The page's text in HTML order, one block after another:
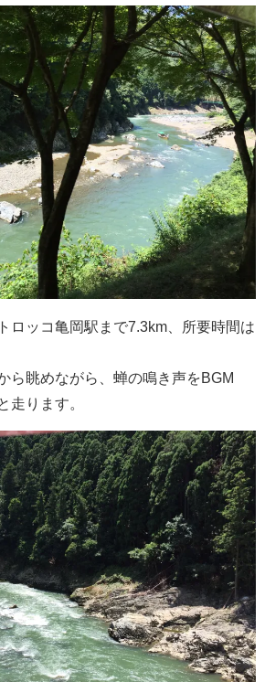
ロッコ亀岡駅まで7.3km、所要時間は
ら眺めながら、蝉の鳴き声をBGM
走ります。